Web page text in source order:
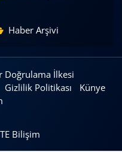
Haber Arşivi
Doğrulama İlkesi
Gizlilik Politikası
Künye
TE Bilişim